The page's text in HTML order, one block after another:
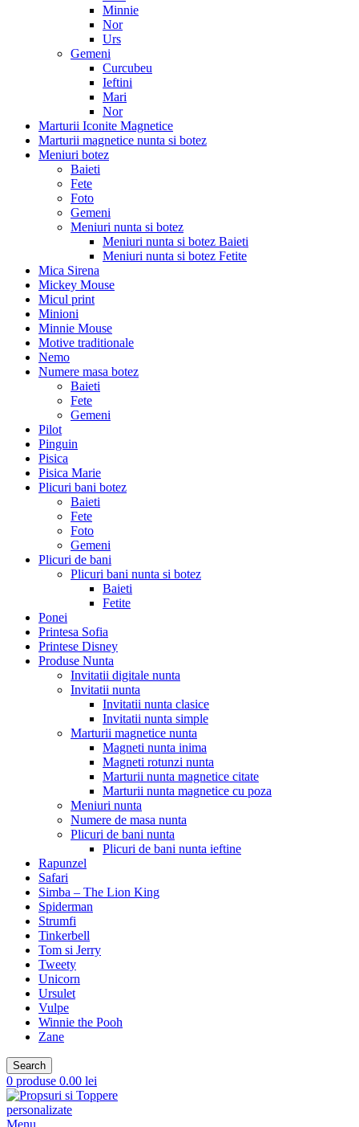
Minnie
Nor
Urs
Gemeni
Curcubeu
Ieftini
Mari
Nor
Marturii Iconite Magnetice
Marturii magnetice nunta si botez
Meniuri botez
Baieti
Fete
Foto
Gemeni
Meniuri nunta si botez
Meniuri nunta si botez Baieti
Meniuri nunta si botez Fetite
Mica Sirena
Mickey Mouse
Micul print
Minioni
Minnie Mouse
Motive traditionale
Nemo
Numere masa botez
Baieti
Fete
Gemeni
Pilot
Pinguin
Pisica
Pisica Marie
Plicuri bani botez
Baieti
Fete
Foto
Gemeni
Plicuri de bani
Plicuri bani nunta si botez
Baieti
Fetite
Ponei
Printesa Sofia
Printese Disney
Produse Nunta
Invitatii digitale nunta
Invitatii nunta
Invitatii nunta clasice
Invitatii nunta simple
Marturii magnetice nunta
Magneti nunta inima
Magneti rotunzi nunta
Marturii nunta magnetice citate
Marturii nunta magnetice cu poza
Meniuri nunta
Numere de masa nunta
Plicuri de bani nunta
Plicuri de bani nunta ieftine
Rapunzel
Safari
Simba – The Lion King
Spiderman
Strumfi
Tinkerbell
Tom si Jerry
Tweety
Unicorn
Ursulet
Vulpe
Winnie the Pooh
Zane
Search
0 produse 0.00 lei
Menu